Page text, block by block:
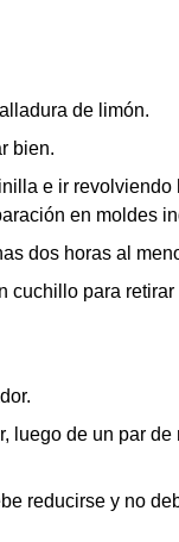
de limón.
bien.
e ir
en moldes
dos horas al
cuchillo para
luego de un par
reducirse y no